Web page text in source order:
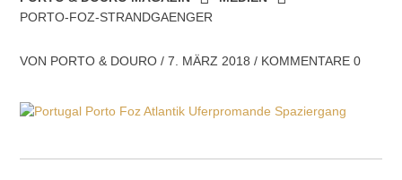
PORTO-FOZ-STRANDGAENGER
VON PORTO & DOURO / 7. MÄRZ 2018 / KOMMENTARE 0